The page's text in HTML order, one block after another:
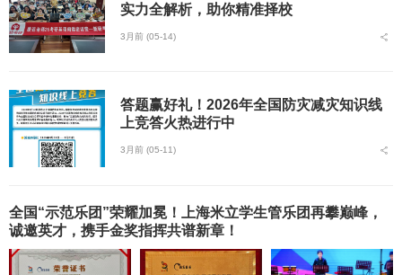
实力全解析，助你精准择校
3月前 (05-14)
答题赢好礼！2026年全国防灾减灾知识线
上竞答火热进行中
3月前 (05-11)
全国“示范乐团”荣耀加冕！上海米立学生管乐团再攀巅峰，
诚邀英才，携手金奖指挥共谱新章！